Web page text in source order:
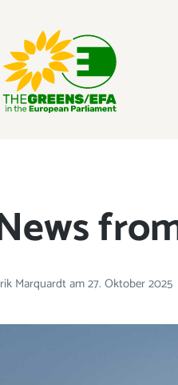
Marquardtam27. Oktober 2025